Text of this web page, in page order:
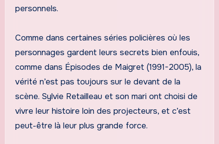
personnels.
Comme dans certaines séries policières où les
personnages gardent leurs secrets bien enfouis,
comme dans Épisodes de Maigret (1991-2005), la
vérité n’est pas toujours sur le devant de la
scène. Sylvie Retailleau et son mari ont choisi de
vivre leur histoire loin des projecteurs, et c’est
peut-être là leur plus grande force.